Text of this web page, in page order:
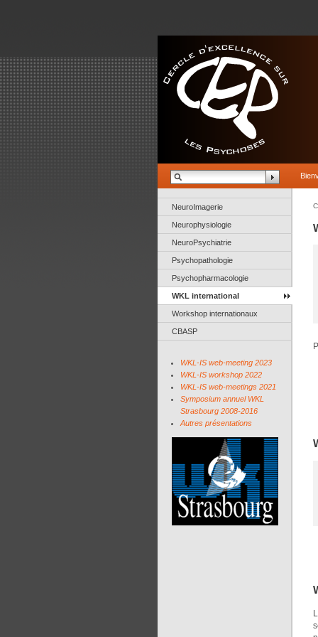
NeuroImagerie
Neurophysiologie
NeuroPsychiatrie
Psychopathologie
Psychopharmacologie
WKL international
Workshop internationaux
CBASP
WKL-IS web-meeting 2023
WKL-IS workshop 2022
WKL-IS web-meetings 2021
Symposium annuel WKL
Strasbourg 2008-2016
Autres présentations